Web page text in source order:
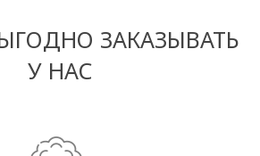
ЗАКАЗЫВАТЬ
У НАС